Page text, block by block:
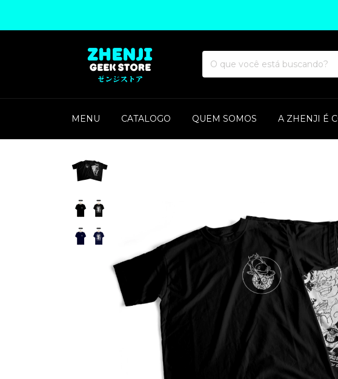
MENU CATALOGO QUEM SOMOS A ZHENJI É